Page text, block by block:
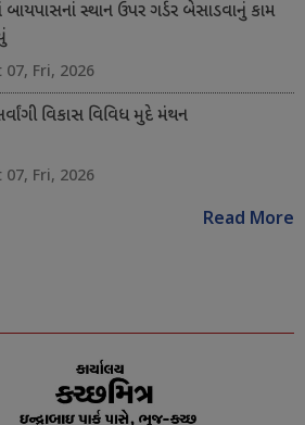
બાયપાસનાં સ્થાન ઉપર ગર્ડર બેસાડવાનું કામ
Fri, 2026
વિકાસ વિવિધ મુદે મંથન
Fri, 2026
Read More